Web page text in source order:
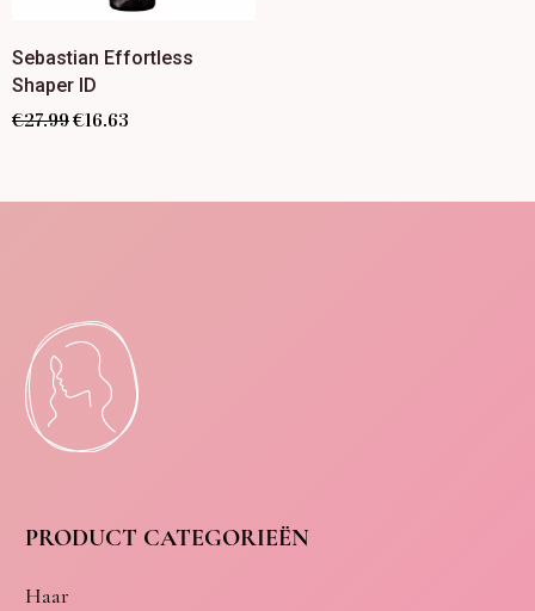
Sebastian Effortless
Shaper ID
€27.99€16.63
PRODUCT CATEGORIEËN
Haar